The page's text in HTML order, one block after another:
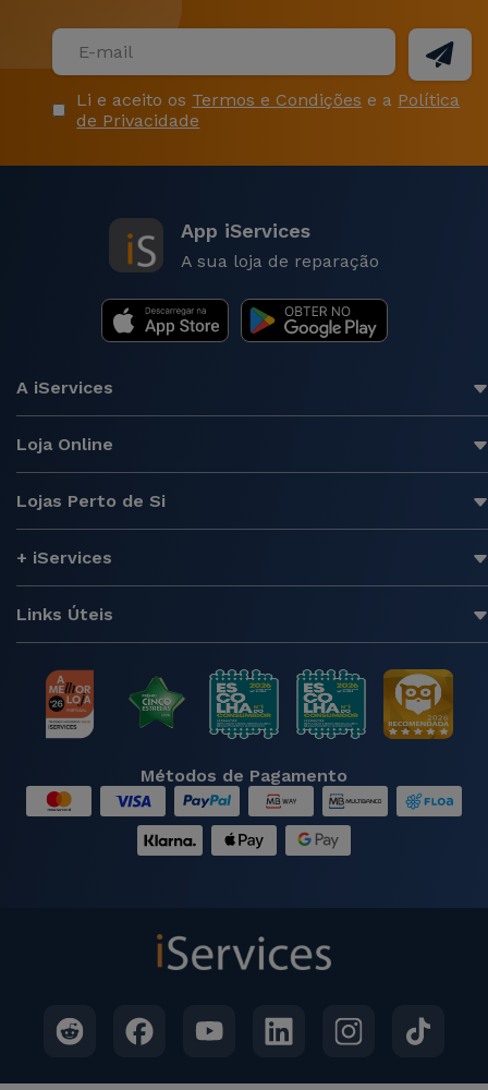
Li e aceito os Termos e Condições e a Política
de Privacidade
App iServices
A sua loja de reparação
A iServices
Loja Online
Lojas Perto de Si
+ iServices
Links Úteis
Métodos de Pagamento